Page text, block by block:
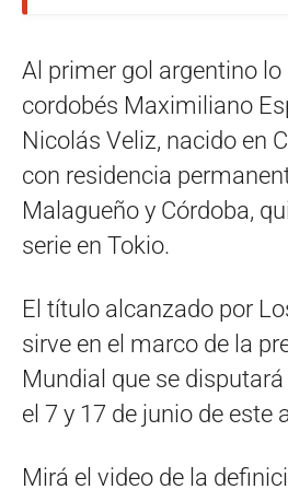
Al primer gol argentino lo
cordobés Maximiliano
Nicolás Veliz, nacido en
con residencia
Malagueño y Córdoba,
serie en Tokio.
El título alcanzado por
sirve en el marco de la
Mundial que se
el 7 y 17 de junio de este
Mirá el video de la